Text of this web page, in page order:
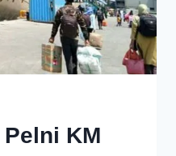
KM